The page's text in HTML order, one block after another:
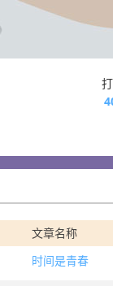
文章名称
时间是青春